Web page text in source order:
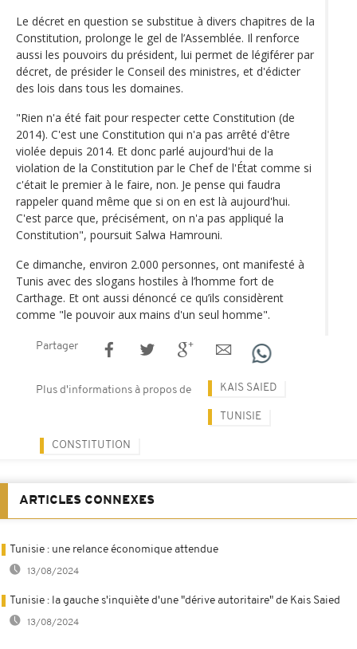
Le décret en question se substitue à divers chapitres de la
Constitution, prolonge le gel de l’Assemblée. Il renforce
aussi les pouvoirs du président, lui permet de légiférer par
décret, de présider le Conseil des ministres, et d'édicter
des lois dans tous les domaines.
"Rien n'a été fait pour respecter cette Constitution (de
2014). C'est une Constitution qui n'a pas arrêté d'être
violée depuis 2014. Et donc parlé aujourd'hui de la
violation de la Constitution par le Chef de l'État comme si
c'était le premier à le faire, non. Je pense qui faudra
rappeler quand même que si on en est là aujourd'hui.
C'est parce que, précisément, on n'a pas appliqué la
Constitution", poursuit Salwa Hamrouni.
Ce dimanche, environ 2.000 personnes, ont manifesté à
Tunis avec des slogans hostiles à l’homme fort de
Carthage. Et ont aussi dénoncé ce qu’ils considèrent
comme "le pouvoir aux mains d'un seul homme".
Partager
Plus d'informations à propos de KAIS SAIED
TUNISIE
CONSTITUTION
ARTICLES CONNEXES
Tunisie : une relance économique attendue
13/08/2024
Tunisie : la gauche s'inquiète d'une "dérive autoritaire" de Kais Saied
13/08/2024